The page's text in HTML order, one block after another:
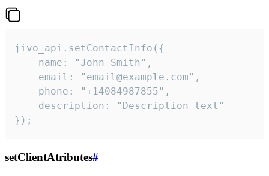
jivo_api.setContactInfo({
    name: "John Smith",
    email: "email@example.com",
    phone: "+14084987855",
    description: "Description text"
});
setClientAtributes#